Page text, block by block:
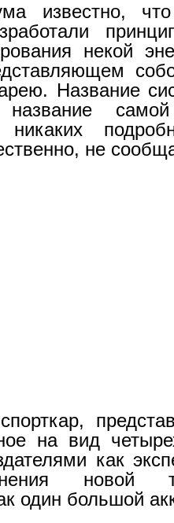
известно,
некой
Название
никаких
не
на вид
как
новой
один большой